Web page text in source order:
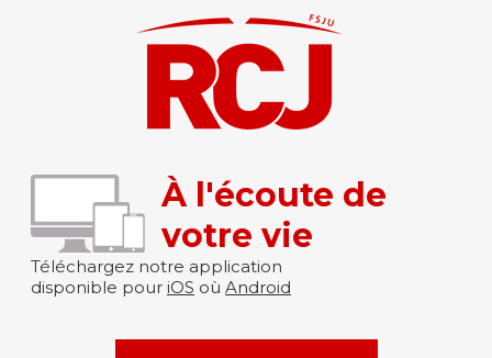
À l'écoute de
votre vie
Téléchargez notre application
disponible pour iOS où Android